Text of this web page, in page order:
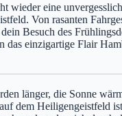
eine
Von rasanten
Besuch des
das einzigartige Flair
länger, die Sonne
dem Heiligengeistfeld